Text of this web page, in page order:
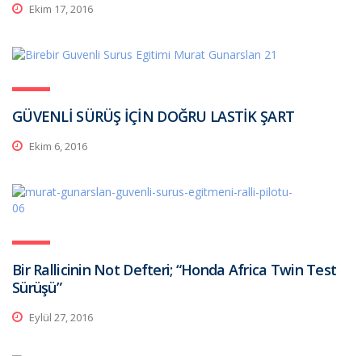
Ekim 17, 2016
GÜVENLİ SÜRÜŞ İÇİN DOĞRU LASTİK ŞART
Ekim 6, 2016
Bir Rallicinin Not Defteri; “Honda Africa Twin Test
Sürüşü”
Eylül 27, 2016